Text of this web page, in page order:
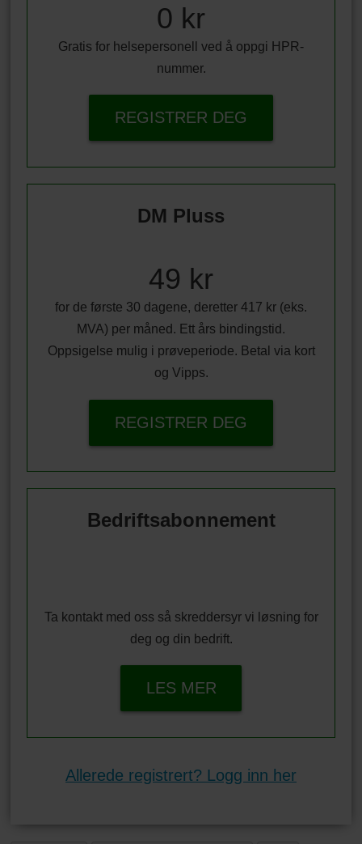
0 kr
Gratis for helsepersonell ved å oppgi HPR-
nummer.
REGISTRER DEG
DM Pluss
49 kr
for de første 30 dagene, deretter 417 kr (eks.
MVA) per måned. Ett års bindingstid.
Oppsigelse mulig i prøveperiode. Betal via kort
og Vipps.
REGISTRER DEG
Bedriftsabonnement
Ta kontakt med oss så skreddersyr vi løsning for
deg og din bedrift.
LES MER
Allerede registrert? Logg inn her